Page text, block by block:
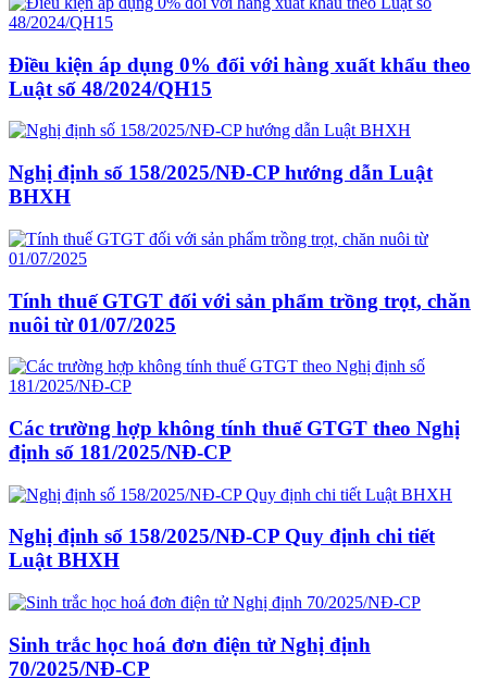
Điều kiện áp dụng 0% đối với hàng xuất khẩu theo
Luật số 48/2024/QH15
Nghị định số 158/2025/NĐ-CP hướng dẫn Luật
BHXH
Tính thuế GTGT đối với sản phẩm trồng trọt, chăn
nuôi từ 01/07/2025
Các trường hợp không tính thuế GTGT theo Nghị
định số 181/2025/NĐ-CP
Nghị định số 158/2025/NĐ-CP Quy định chi tiết
Luật BHXH
Sinh trắc học hoá đơn điện tử Nghị định
70/2025/NĐ-CP